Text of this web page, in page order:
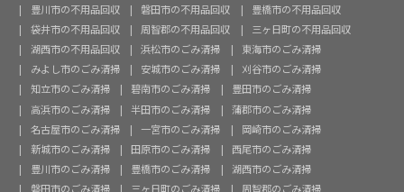
豊川市の不用品回収
磐田市の不用品回収
豊橋市の不用品回収
袋井市の不用品回収
周智郡の不用品回収
三ヶ日町の不用品回収
湖西市の不用品回収
浜松市のごみ清掃
東海市のごみ清掃
みよし市のごみ清掃
安城市のごみ清掃
刈谷市のごみ清掃
知立市のごみ清掃
碧南市のごみ清掃
豊田市のごみ清掃
高浜市のごみ清掃
半田市のごみ清掃
蒲郡市のごみ清掃
名古屋市のごみ清掃
一宮市のごみ清掃
岡崎市のごみ清掃
新城市のごみ清掃
田原市のごみ清掃
西尾市のごみ清掃
豊川市のごみ清掃
豊橋市のごみ清掃
湖西市のごみ清掃
磐田市のごみ清掃
三ヶ日町のごみ清掃 周智郡のごみ清掃